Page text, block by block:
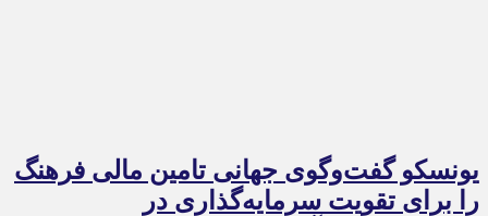
یونسکو گفت‌وگوی جهانی تامین مالی فرهنگ
را برای تقویت سرمایه‌گذاری در